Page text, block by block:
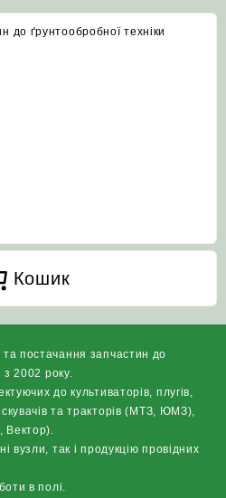
до ґрунтообробної техніки
Кошик
постачання запчастин до
з 2002 року.
до культиваторів, плугів,
та тракторів (МТЗ, ЮМЗ),
вузли, так і продукцію провідних
в полі.